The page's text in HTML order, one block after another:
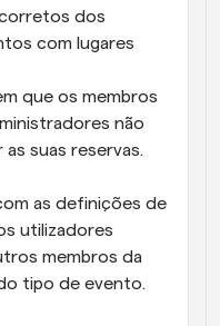
dos
com lugares
que os membros
não
as definições de
utilizadores
membros da